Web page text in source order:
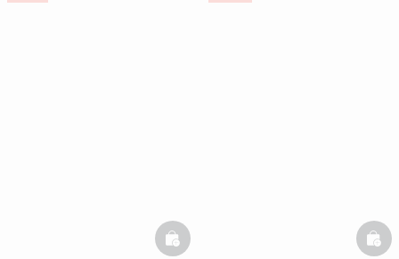
basketfull